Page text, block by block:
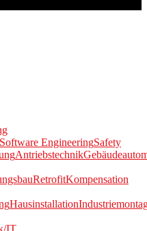
Software EngineeringSafety
Antriebstechnik
RetrofitKompensation
Hausinstallation
IT